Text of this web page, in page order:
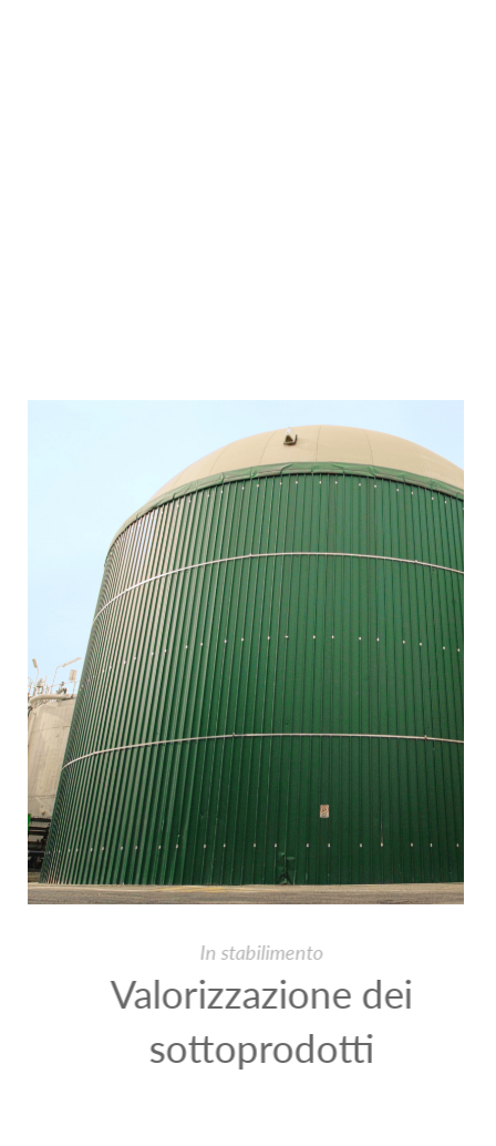
In stabilimento
Valorizzazione dei
sottoprodotti